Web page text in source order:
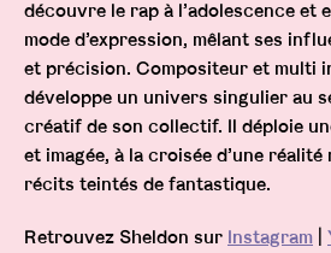
découvre le rap à l’adolescence et
mode d’expression, mêlant ses
et précision. Compositeur et multi
développe un univers singulier au
créatif de son collectif. Il déploie
et imagée, à la croisée d’une
récits teintés de fantastique.
Retrouvez Sheldon sur Instagram